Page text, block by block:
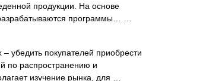
продукции. На основе
программы… …
убедить покупателей приобрести
по распространению и
изучение рынка, для …